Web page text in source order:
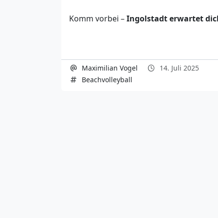
Komm vorbei –Ingolstadt erwartet
Maximilian Vogel
14. Juli 2025
Beachvolleyball